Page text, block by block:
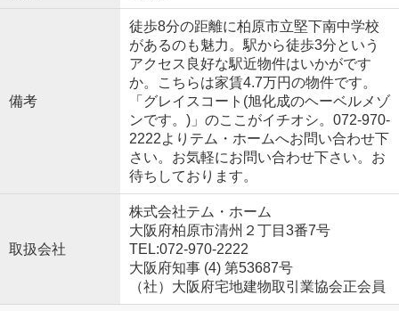
備考
徒歩8分の距離に柏原市立堅下南中学校
があるのも魅力。駅から徒歩3分という
アクセス良好な駅近物件はいかがです
か。こちらは家賃4.7万円の物件です。
「グレイスコート(旭化成のヘーベルメゾ
ンです。)」のここがイチオシ。072-970-
2222よりテム・ホームへお問い合わせ下
さい。お気軽にお問い合わせ下さい。お
待ちしております。
取扱会社
株式会社テム・ホーム
大阪府柏原市清州２丁目3番7号
TEL:072-970-2222
大阪府知事 (4) 第53687号
（社）大阪府宅地建物取引業協会正会員